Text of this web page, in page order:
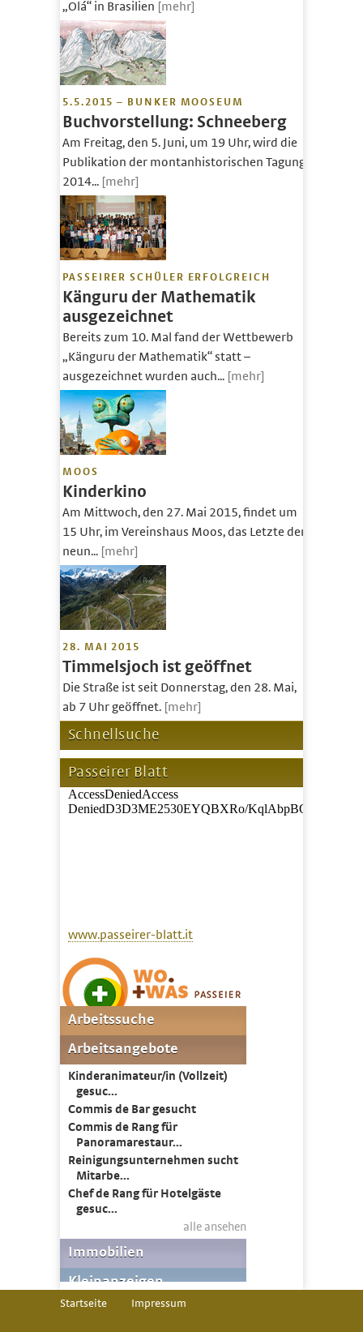
„Olá“ in Brasilien [mehr]
5.5.2015 – BUNKER MOOSEUM
Buchvorstellung: Schneeberg
Am Freitag, den 5. Juni, um 19 Uhr, wird die
Publikation der montanhistorischen Tagung
2014... [mehr]
PASSEIRER SCHÜLER ERFOLGREICH
Känguru der Mathematik
ausgezeichnet
Bereits zum 10. Mal fand der Wettbewerb
„Känguru der Mathematik“ statt –
ausgezeichnet wurden auch... [mehr]
MOOS
Kinderkino
Am Mittwoch, den 27. Mai 2015, findet um
15 Uhr, im Vereinshaus Moos, das Letzte der
neun... [mehr]
28. MAI 2015
Timmelsjoch ist geöffnet
Die Straße ist seit Donnerstag, den 28. Mai,
ab 7 Uhr geöffnet. [mehr]
Schnellsuche
Passeirer Blatt
www.passeirer-blatt.it
Startseite Impressum